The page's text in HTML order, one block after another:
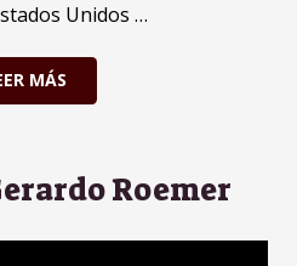
Unidos …
MÁS
Roemer